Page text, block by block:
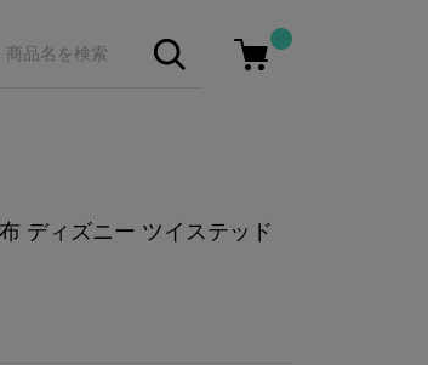
ディズニー ツイステッド